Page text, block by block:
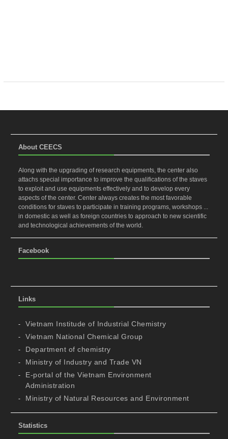
About CEECS
Along with the upgrading of research equipments, the center also
attachs special importance to improve the qualifications of the staves
to exploit and use equipments effectively and to develop every
aspects of the center. Center always creates the most favorable
conditions for staves to participate in training programs, workshops ...
in domestic as well as foreign countries to approach to new scientific
and technological achievements of the world.
Facebook
Links
Vietnam Institude of Industrial Chemistry
Vietnam National Chemical Group
Department of chemistry
Ministry of Industry and Trade VN
E-portal of the Vietnam Environment
Administration
Ministry of Natural Resources and Environment
Statistics